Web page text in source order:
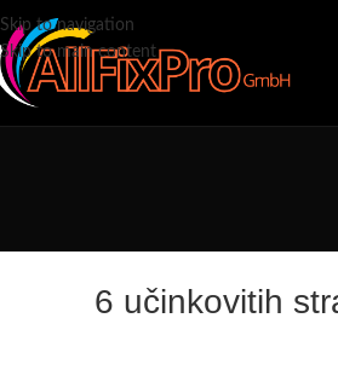
Skip to navigation
Skip to main content
6 učinkovitih